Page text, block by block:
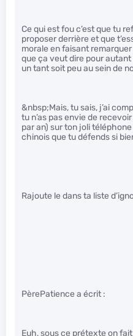
Ce qui est fou c’est que tu
proposer derrière et que
morale en faisant
que ça veut dire pour autant
un tant soit peu au sein de
&nbsp;Mais, tu sais, j’ai
tu n’as pas envie de
par an) sur ton joli
chinois que tu défends si
Rajoute le dans ta liste
PèrePatience a écrit :
Euh, sous ce prétexte on